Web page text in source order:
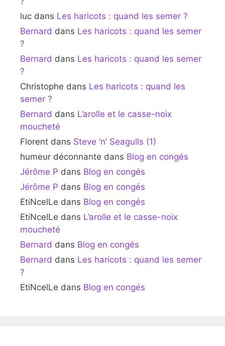
luc dans Les haricots : quand les semer ?
Bernard dans Les haricots : quand les semer
?
Bernard dans Les haricots : quand les semer
?
Christophe dans Les haricots : quand les
semer ?
Bernard dans L’arolle et le casse-noix
moucheté
Florent dans Steve ‘n’ Seagulls (1)
humeur déconnante dans Blog en congés
Jérôme P dans Blog en congés
Jérôme P dans Blog en congés
EtiNcelLe dans Blog en congés
EtiNcelLe dans L’arolle et le casse-noix
moucheté
Bernard dans Blog en congés
Bernard dans Les haricots : quand les semer
?
EtiNcelLe dans Blog en congés